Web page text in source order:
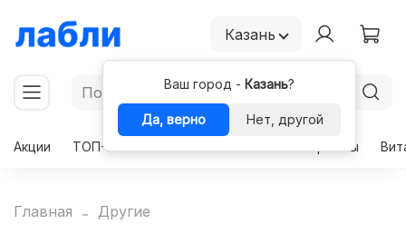
Казань
Ваш город - Казань?
Да, верно
Нет, другой
Акции
ТОП-50 Гормоны
Главная Другие